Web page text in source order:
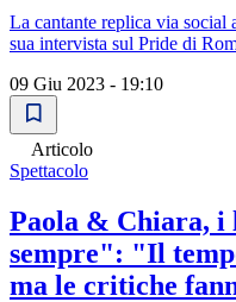
La cantante replica via social
sua intervista sul Pride di
09 Giu 2023 - 19:10
Articolo
Spettacolo
Paola & Chiara, i
sempre": "Il
ma le critiche